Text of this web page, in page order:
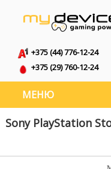
+375 (44) 776-12-24
+375 (29) 760-12-24
МЕНЮ
Sony PlayStation